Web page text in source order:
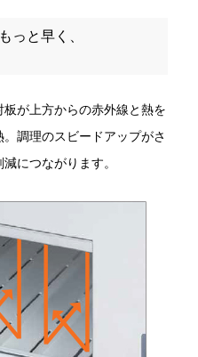
っと早く、
が上方からの赤外線と熱を
調理のスビードアップがさ
につながります。